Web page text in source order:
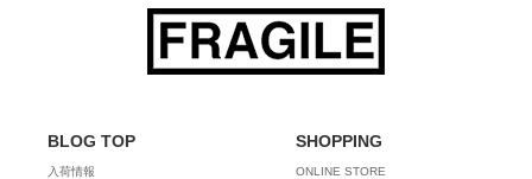
BLOG TOP
入荷情報
SHOPPING
ONLINE STORE